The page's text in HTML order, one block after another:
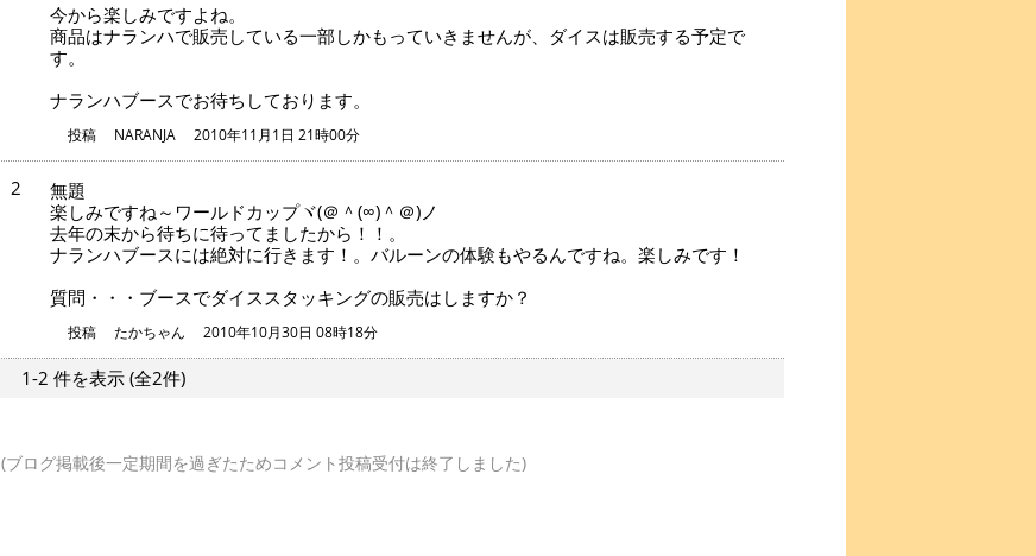
今から楽しみですよね。
商品はナランハで販売している一部しかもっていきませんが、ダイスは販売する予定で
す。
ナランハブースでお待ちしております。
投稿 NARANJA 2010年11月1日 21時00分
2
無題
楽しみですね～ワールドカップヾ(＠＾(∞)＾＠)ノ
去年の末から待ちに待ってましたから！！。
ナランハブースには絶対に行きます！。バルーンの体験もやるんですね。楽しみです！
質問・・・ブースでダイススタッキングの販売はしますか？
投稿 たかちゃん 2010年10月30日 08時18分
1-2 件を表示(全2件)
(ブログ掲載後一定期間を過ぎたためコメント投稿受付は終了しました)